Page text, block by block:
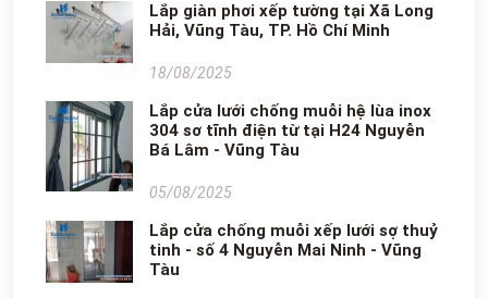
Lắp giàn phơi xếp tường tại Xã Long
Hải, Vũng Tàu, TP. Hồ Chí Minh
18/08/2025
Lắp cửa lưới chống muỗi hệ lùa inox
304 sơ tĩnh điện từ tại H24 Nguyễn
Bá Lâm - Vũng Tàu
05/08/2025
Lắp cửa chống muỗi xếp lưới sợ thuỷ
tinh - số 4 Nguyễn Mai Ninh - Vũng
Tàu